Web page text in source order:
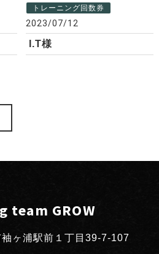
トレーニング回数券
2023/07/12
I.T様
team GROW
ヶ浦駅前１丁目39-7-107